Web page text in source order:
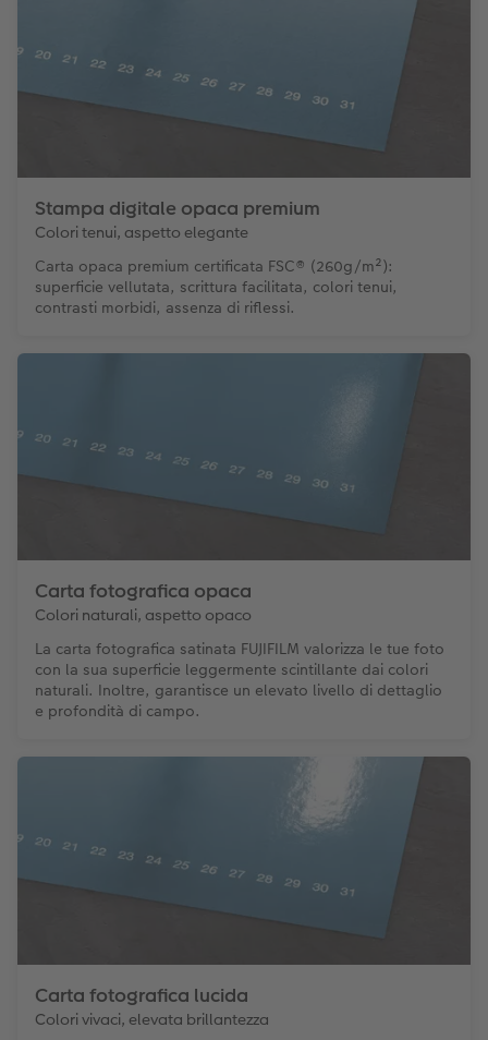
Stampa digitale opaca premium
Colori tenui, aspetto elegante
Carta opaca premium certificata FSC® (260g/m²):
superficie vellutata, scrittura facilitata, colori tenui,
contrasti morbidi, assenza di riflessi.
Carta fotografica opaca
Colori naturali, aspetto opaco
La carta fotografica satinata FUJIFILM valorizza le tue foto
con la sua superficie leggermente scintillante dai colori
naturali. Inoltre, garantisce un elevato livello di dettaglio
e profondità di campo.
Carta fotografica lucida
Colori vivaci, elevata brillantezza